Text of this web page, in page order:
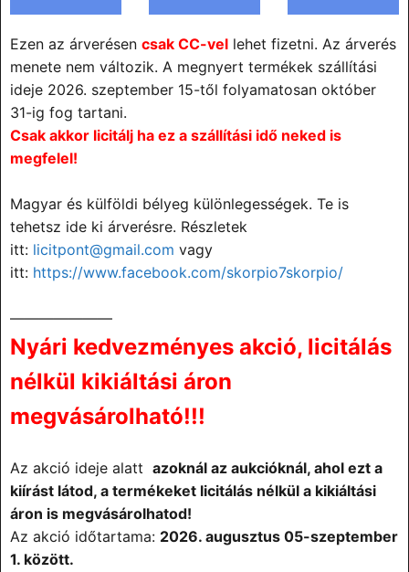
Ezen az árverésen csak CC-vel lehet fizetni. Az árverés
menete nem változik. A megnyert termékek szállítási
ideje 2026. szeptember 15-től folyamatosan október
31-ig fog tartani.
Csak akkor licitálj ha ez a szállítási idő neked is
megfelel!
Magyar és külföldi bélyeg különlegességek. Te is
tehetsz ide ki árverésre. Részletek
itt: licitpont@gmail.com vagy
itt: https://www.facebook.com/skorpio7skorpio/
———————
Nyári kedvezményes akció, licitálás
nélkül kikiáltási áron
megvásárolható!!!
Az akció ideje alatt azoknál az aukcióknál, ahol ezt a
kiírást látod, a termékeket licitálás nélkül a kikiáltási
áron is megvásárolhatod!
Az akció időtartama: 2026. augusztus 05-szeptember
1. között.